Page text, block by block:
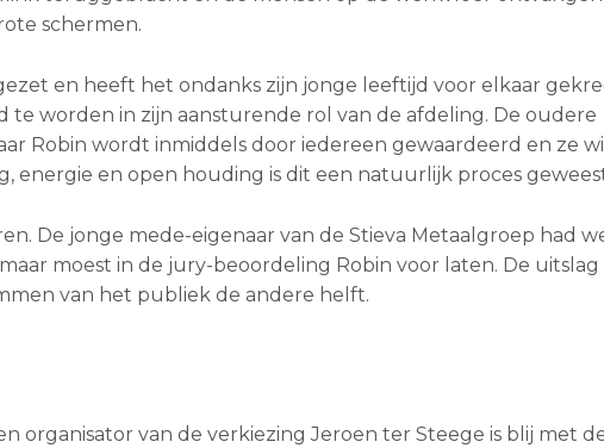
schermen.
en heeft het ondanks zijn jonge leeftijd voor elkaar
worden in zijn aansturende rol van de afdeling. De oudere
Robin wordt inmiddels door iedereen gewaardeerd en ze
energie en open houding is dit een natuurlijk proces
De jonge mede-eigenaar van de Stieva Metaalgroep had
moest in de jury-beoordeling Robin voor laten. De uitslag
van het publiek de andere helft.
organisator van de verkiezing Jeroen ter Steege is blij met